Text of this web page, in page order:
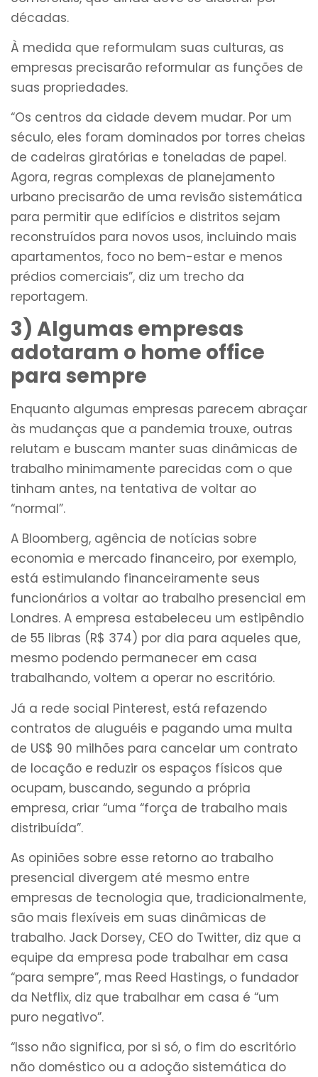
décadas.
À medida que reformulam suas culturas, as
empresas precisarão reformular as funções de
suas propriedades.
“Os centros da cidade devem mudar. Por um
século, eles foram dominados por torres cheias
de cadeiras giratórias e toneladas de papel.
Agora, regras complexas de planejamento
urbano precisarão de uma revisão sistemática
para permitir que edifícios e distritos sejam
reconstruídos para novos usos, incluindo mais
apartamentos, foco no bem-estar e menos
prédios comerciais”, diz um trecho da
reportagem.
3) Algumas empresas
adotaram o home office
para sempre
Enquanto algumas empresas parecem abraçar
às mudanças que a pandemia trouxe, outras
relutam e buscam manter suas dinâmicas de
trabalho minimamente parecidas com o que
tinham antes, na tentativa de voltar ao
“normal”.
A Bloomberg, agência de notícias sobre
economia e mercado financeiro, por exemplo,
está estimulando financeiramente seus
funcionários a voltar ao trabalho presencial em
Londres. A empresa estabeleceu um estipêndio
de 55 libras (R$ 374) por dia para aqueles que,
mesmo podendo permanecer em casa
trabalhando, voltem a operar no escritório.
Já a rede social Pinterest, está refazendo
contratos de aluguéis e pagando uma multa
de US$ 90 milhões para cancelar um contrato
de locação e reduzir os espaços físicos que
ocupam, buscando, segundo a própria
empresa, criar “uma “força de trabalho mais
distribuída”.
As opiniões sobre esse retorno ao trabalho
presencial divergem até mesmo entre
empresas de tecnologia que, tradicionalmente,
são mais flexíveis em suas dinâmicas de
trabalho. Jack Dorsey, CEO do Twitter, diz que a
equipe da empresa pode trabalhar em casa
“para sempre”, mas Reed Hastings, o fundador
da Netflix, diz que trabalhar em casa é “um
puro negativo”.
“Isso não significa, por si só, o fim do escritório
não doméstico ou a adoção sistemática do